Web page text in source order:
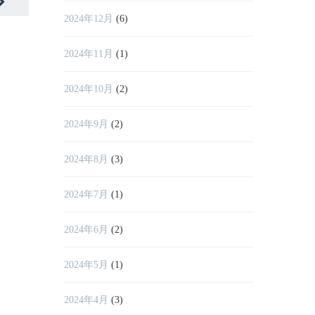
2024年12月 (6)
2024年11月 (1)
2024年10月 (2)
2024年9月 (2)
2024年8月 (3)
2024年7月 (1)
2024年6月 (2)
2024年5月 (1)
2024年4月 (3)